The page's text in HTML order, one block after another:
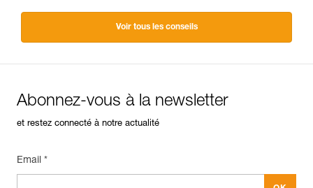
Voir tous les conseils
Abonnez-vous à la newsletter
et restez connecté à notre actualité
Email *